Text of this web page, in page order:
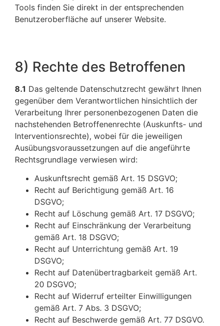
Tools finden Sie direkt in der entsprechenden
Benutzeroberfläche auf unserer Website.
8) Rechte des Betroffenen
8.1 Das geltende Datenschutzrecht gewährt Ihnen
gegenüber dem Verantwortlichen hinsichtlich der
Verarbeitung Ihrer personenbezogenen Daten die
nachstehenden Betroffenenrechte (Auskunfts- und
Interventionsrechte), wobei für die jeweiligen
Ausübungsvoraussetzungen auf die angeführte
Rechtsgrundlage verwiesen wird:
Auskunftsrecht gemäß Art. 15 DSGVO;
Recht auf Berichtigung gemäß Art. 16
DSGVO;
Recht auf Löschung gemäß Art. 17 DSGVO;
Recht auf Einschränkung der Verarbeitung
gemäß Art. 18 DSGVO;
Recht auf Unterrichtung gemäß Art. 19
DSGVO;
Recht auf Datenübertragbarkeit gemäß Art.
20 DSGVO;
Recht auf Widerruf erteilter Einwilligungen
gemäß Art. 7 Abs. 3 DSGVO;
Recht auf Beschwerde gemäß Art. 77 DSGVO.